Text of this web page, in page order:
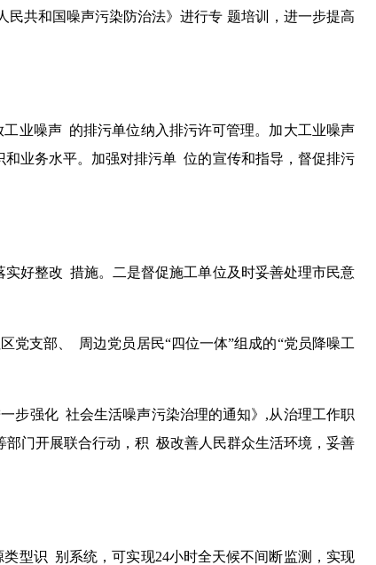
共和国噪声污染防治法》进行专 题培训，进一步提高
业噪声 的排污单位纳入排污许可管理。加大工业噪声
业务水平。加强对排污单 位的宣传和指导，督促排污
好整改 措施。二是督促施工单位及时妥善处理市民意
党支部、 周边党员居民“四位一体”组成的“党员降噪工
步强化 社会生活噪声污染治理的通知》,从治理工作职
门开展联合行动，积 极改善人民群众生活环境，妥善
型识 别系统，可实现24小时全天候不间断监测，实现